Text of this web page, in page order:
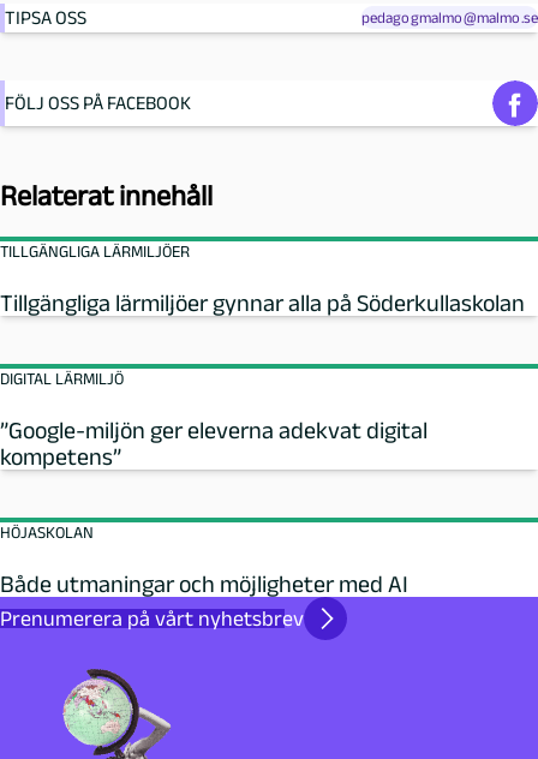
TIPSA OSS
pedagogmalmo@malmo.se
FÖLJ OSS PÅ FACEBOOK
Relaterat innehåll
TILLGÄNGLIGA LÄRMILJÖER
Tillgängliga lärmiljöer gynnar alla på Söderkullaskolan
DIGITAL LÄRMILJÖ
”Google-miljön ger eleverna adekvat digital
kompetens”
HÖJASKOLAN
Både utmaningar och möjligheter med AI
Prenumerera på vårt nyhetsbrev